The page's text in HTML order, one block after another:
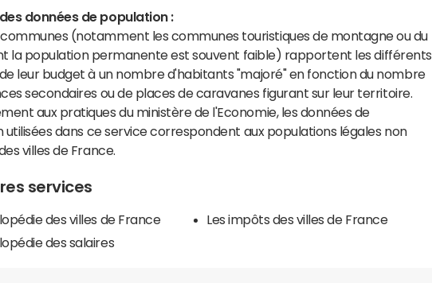
données de population :
(notamment les communes touristiques de montagne ou du
la population permanente est souvent faible) rapportent les différents
leur budget à un nombre d'habitants "majoré" en fonction du nombre
secondaires ou de places de caravanes figurant sur leur territoire.
aux pratiques du ministère de l'Economie, les données de
utilisées dans ce service correspondent aux populations légales non
villes de France.
services
des villes de France
des salaires
Les impôts des villes de France